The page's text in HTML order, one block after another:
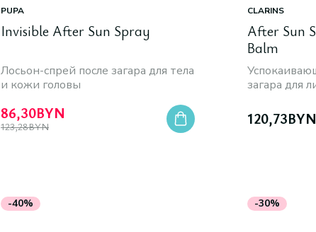
PUPA
Invisible After Sun Spray
Лосьон-спрей после загара для тела
и кожи головы
86,30BYN
123,28BYN
CLARINS
After Sun
Balm
загара для
120,73BYN
-40% -30%